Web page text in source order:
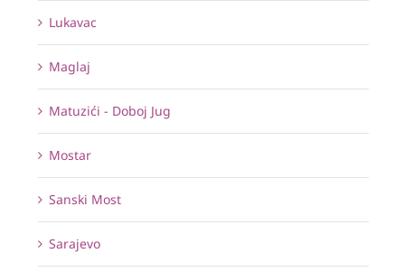
Lukavac
Maglaj
Matuzići - Doboj Jug
Mostar
Sanski Most
Sarajevo